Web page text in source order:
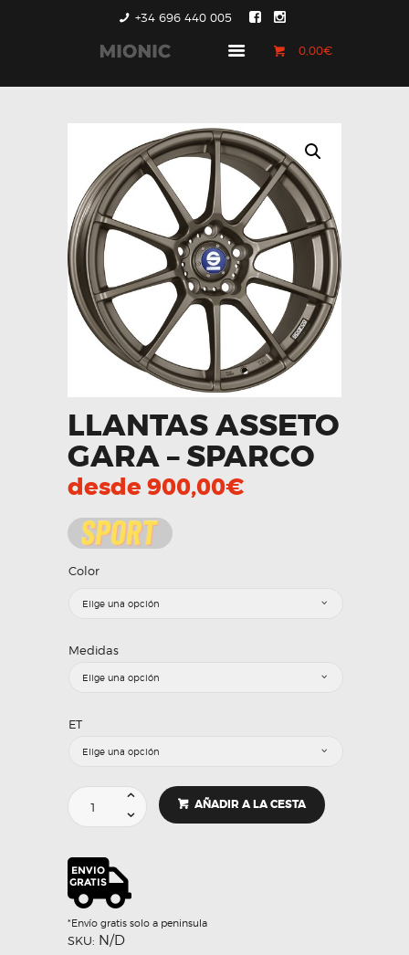
+34 696 440 005
0,00€
GENERACIÓN 1
GENERACIÓN 3
COUNTRYMAN &
PACEMAN
CONTACTO
LLANTAS ASSETO
GARA – SPARCO
desde 900,00€
Color
Medidas
ET
LLANTAS
ASSETO
GARA
SPARCO
cantidad
AÑADIR A LA CESTA
*Envío gratis solo a peninsula
SKU: N/D